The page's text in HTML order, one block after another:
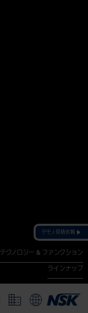
デモ / 見積依頼
テクノロジー & ファンクション
ラインナップ